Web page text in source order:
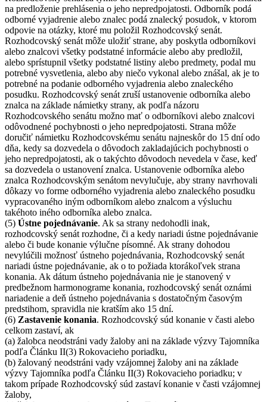
na predloženie prehlásenia o jeho nepredpojatosti. Odborník podá
odborné vyjadrenie alebo znalec podá znalecký posudok, v ktorom
odpovie na otázky, ktoré mu položil Rozhodcovský senát.
Rozhodcovský senát môže uložiť strane, aby poskytla odborníkovi
alebo znalcovi všetky podstatné informácie alebo aby predložil,
alebo sprístupnil všetky podstatné listiny alebo predmety, podal mu
potrebné vysvetlenia, alebo aby niečo vykonal alebo znášal, ak je to
potrebné na podanie odborného vyjadrenia alebo znaleckého
posudku. Rozhodcovský senát zruší ustanovenie odborníka alebo
znalca na základe námietky strany, ak podľa názoru
Rozhodcovského senátu možno mať o odborníkovi alebo znalcovi
odôvodnené pochybnosti o jeho nepredpojatosti. Strana môže
doručiť námietku Rozhodcovskému senátu najneskôr do 15 dní odo
dňa, kedy sa dozvedela o dôvodoch zakladajúcich pochybnosti o
jeho nepredpojatosti, ak o takýchto dôvodoch nevedela v čase, keď
sa dozvedela o ustanovení znalca. Ustanovenie odborníka alebo
znalca Rozhodcovským senátom nevylučuje, aby strany navrhovali
dôkazy vo forme odborného vyjadrenia alebo znaleckého posudku
vypracovaného iným odborníkom alebo znalcom a výsluchu
takéhoto iného odborníka alebo znalca.
(5) Ústne pojednávanie. Ak sa strany nedohodli inak,
rozhodcovský senát rozhodne, či a kedy nariadi ústne pojednávanie
alebo či bude konanie výlučne písomné. Ak strany dohodou
nevylúčili možnosť ústneho pojednávania, Rozhodcovský senát
nariadi ústne pojednávanie, ak o to požiada ktorákoľvek strana
konania. Ak dátum ústneho pojednávania nie je stanovený v
predbežnom harmonograme konania, rozhodcovský senát oznámi
nariadenie a deň ústneho pojednávania s dostatočným časovým
predstihom, spravidla nie kratším ako 15 dní.
(6) Zastavenie konania. Rozhodcovský súd konanie v časti alebo
celkom zastaví, ak
(a) žalobca neodstráni vady žaloby ani na základe výzvy Tajomníka
podľa Článku II(3) Rokovacieho poriadku,
(b) žalovaný neodstráni vady vzájomnej žaloby ani na základe
výzvy Tajomníka podľa Článku II(3) Rokovacieho poriadku; v
takom prípade Rozhodcovský súd zastaví konanie v časti vzájomnej
žaloby,